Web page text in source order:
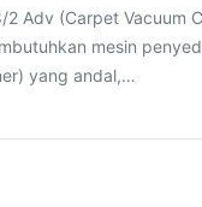
2 Adv (Carpet Vacuum
mesin
yang andal,…